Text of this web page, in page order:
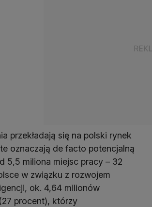
przekładają się na polski rynek
oznaczają de facto potencjalną
5,5 miliona miejsc pracy – 32
w związku z rozwojem
ok. 4,64 milionów
procent), którzy